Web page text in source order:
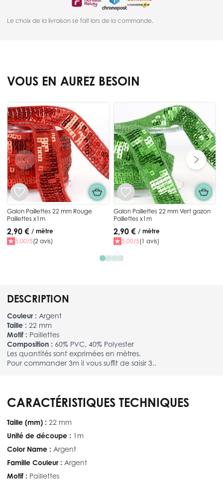
Le choix de la livraison se fait lors de la commande.
DESCRIPTION
Couleur : Argent
Taille : 22 mm
Motif : Paillettes
Composition : 60% PVC, 40% Polyester
Les quantités sont exprimées en mètres.
Pour commander 3m il vous suffit de saisir 3..
VOUS EN AUREZ BESOIN
Press to skip carousel
Galon Paillettes 22 mm Rouge
Paillettes x1m
2,90 € / mètre
5.00/5(2 avis)
Galon Paillettes 22 mm Vert gazon
Paillettes x1m
2,90 € / mètre
5.00/5(1 avis)
CARACTÉRISTIQUES TECHNIQUES
Taille (mm) : 22 mm
Unité de découpe : 1m
Color Name : Argent
Famille Couleur : Argent
Motif : Paillettes